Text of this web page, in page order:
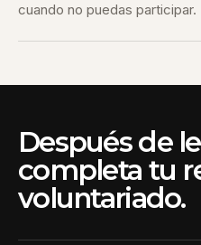
cuando no puedas participar.
Después de
completa tu
voluntariado.